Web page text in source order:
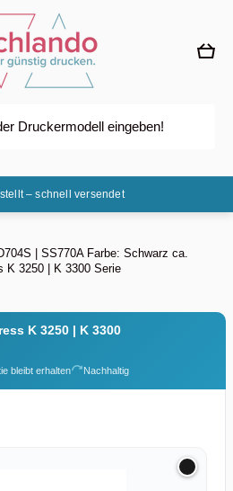
Druckermodell eingeben!
– schnell versendet
| SS770A Farbe: Schwarz ca.
K 3250 | K 3300 Serie
K 3250 | K 3300
bleibt erhalten Nachhaltig